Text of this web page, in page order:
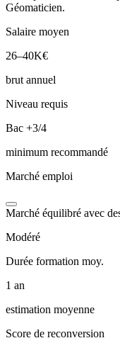
Géomaticien.
Salaire moyen
26–40K€
brut annuel
Niveau requis
Bac +3/4
minimum recommandé
Marché emploi
Marché équilibré avec
Modéré
Durée formation moy.
1 an
estimation moyenne
Score de reconversion